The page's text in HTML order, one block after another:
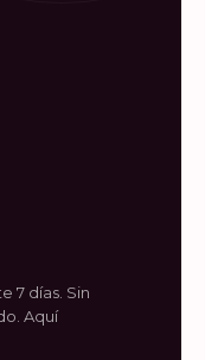
7 días. Sin
Aquí